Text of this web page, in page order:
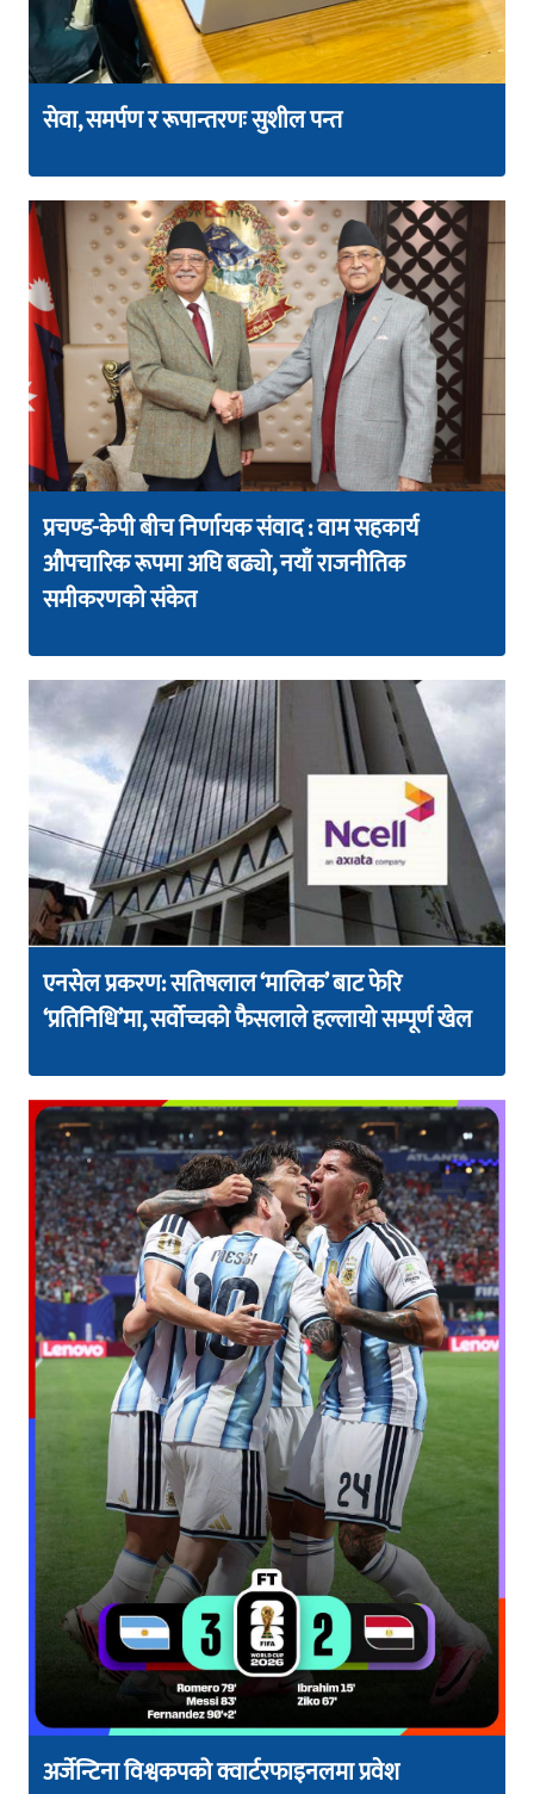
सेवा, समर्पण र रूपान्तरणः सुशील पन्त
प्रचण्ड-केपी बीच निर्णायक संवाद : वाम सहकार्य
औपचारिक रूपमा अघि बढ्यो, नयाँ राजनीतिक
समीकरणको संकेत
एनसेल प्रकरण: सतिषलाल ‘मालिक’ बाट फेरि
‘प्रतिनिधि’मा, सर्वोच्चको फैसलाले हल्लायो सम्पूर्ण खेल
अर्जेन्टिना विश्वकपको क्वार्टरफाइनलमा प्रवेश